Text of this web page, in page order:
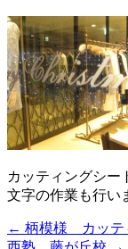
カッティングシー
文字の作業も行い
← 柄模様 カッテ